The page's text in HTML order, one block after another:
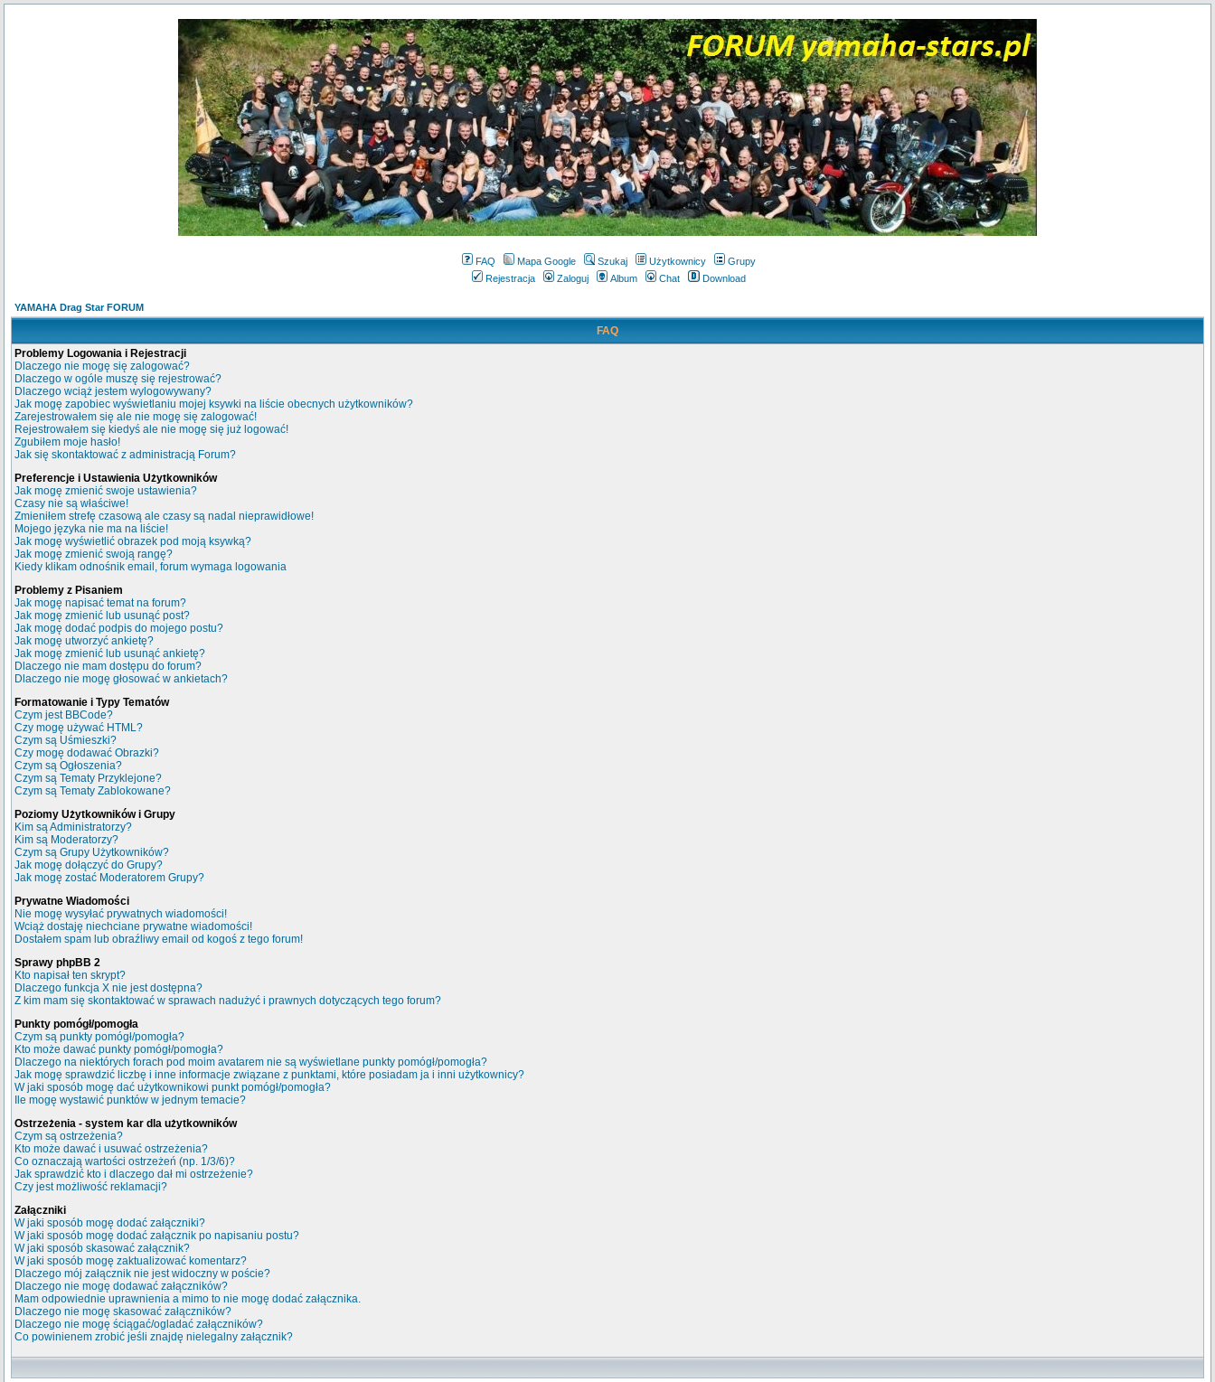
FAQ Mapa Google Szukaj Użytkownicy
Grupy
Rejestracja
Zaloguj Album Chat Download
YAMAHA Drag Star FORUM
FAQ
Problemy Logowania i Rejestracji
Dlaczego nie mogę się zalogować?
Dlaczego w ogóle muszę się rejestrować?
Dlaczego wciąż jestem wylogowywany?
Jak mogę zapobiec wyświetlaniu mojej ksywki na liście obecnych użytkowników?
Zarejestrowałem się ale nie mogę się zalogować!
Rejestrowałem się kiedyś ale nie mogę się już logować!
Zgubiłem moje hasło!
Jak się skontaktować z administracją Forum?
Preferencje i Ustawienia Użytkowników
Jak mogę zmienić swoje ustawienia?
Czasy nie są właściwe!
Zmieniłem strefę czasową ale czasy są nadal nieprawidłowe!
Mojego języka nie ma na liście!
Jak mogę wyświetlić obrazek pod moją ksywką?
Jak mogę zmienić swoją rangę?
Kiedy klikam odnośnik email, forum wymaga logowania
Problemy z Pisaniem
Jak mogę napisać temat na forum?
Jak mogę zmienić lub usunąć post?
Jak mogę dodać podpis do mojego postu?
Jak mogę utworzyć ankietę?
Jak mogę zmienić lub usunąć ankietę?
Dlaczego nie mam dostępu do forum?
Dlaczego nie mogę głosować w ankietach?
Formatowanie i Typy Tematów
Czym jest BBCode?
Czy mogę używać HTML?
Czym są Uśmieszki?
Czy mogę dodawać Obrazki?
Czym są Ogłoszenia?
Czym są Tematy Przyklejone?
Czym są Tematy Zablokowane?
Poziomy Użytkowników i Grupy
Kim są Administratorzy?
Kim są Moderatorzy?
Czym są Grupy Użytkowników?
Jak mogę dołączyć do Grupy?
Jak mogę zostać Moderatorem Grupy?
Prywatne Wiadomości
Nie mogę wysyłać prywatnych wiadomości!
Wciąż dostaję niechciane prywatne wiadomości!
Dostałem spam lub obraźliwy email od kogoś z tego forum!
Sprawy phpBB 2
Kto napisał ten skrypt?
Dlaczego funkcja X nie jest dostępna?
Z kim mam się skontaktować w sprawach nadużyć i prawnych dotyczących tego forum?
Punkty pomógł/pomogła
Czym są punkty pomógł/pomogła?
Kto może dawać punkty pomógł/pomogła?
Dlaczego na niektórych forach pod moim avatarem nie są wyświetlane punkty pomógł/pomogła?
Jak mogę sprawdzić liczbę i inne informacje związane z punktami, które posiadam ja i inni użytkownicy?
W jaki sposób mogę dać użytkownikowi punkt pomógł/pomogła?
Ile mogę wystawić punktów w jednym temacie?
Ostrzeżenia - system kar dla użytkowników
Czym są ostrzeżenia?
Kto może dawać i usuwać ostrzeżenia?
Co oznaczają wartości ostrzeżeń (np. 1/3/6)?
Jak sprawdzić kto i dlaczego dał mi ostrzeżenie?
Czy jest możliwość reklamacji?
Załączniki
W jaki sposób mogę dodać załączniki?
W jaki sposób mogę dodać załącznik po napisaniu postu?
W jaki sposób skasować załącznik?
W jaki sposób mogę zaktualizować komentarz?
Dlaczego mój załącznik nie jest widoczny w poście?
Dlaczego nie mogę dodawać załączników?
Mam odpowiednie uprawnienia a mimo to nie mogę dodać załącznika.
Dlaczego nie mogę skasować załączników?
Dlaczego nie mogę ściągać/ogladać załączników?
Co powinienem zrobić jeśli znajdę nielegalny załącznik?